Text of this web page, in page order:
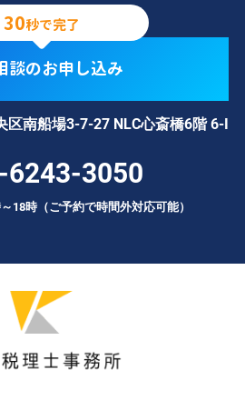
30秒で完了
談のお申し込み
区南船場3-7-27 NLC心斎橋6階 6-I
6243-3050
18時（ご予約で時間外対応可能）